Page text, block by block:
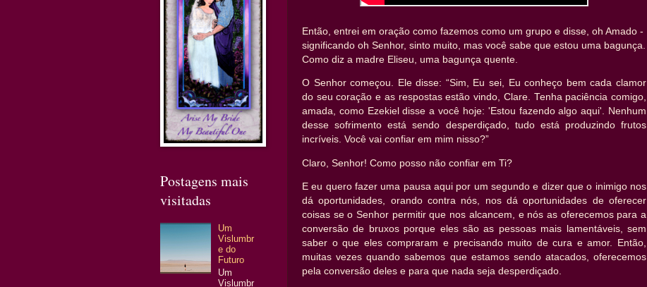
Então, entrei em oração como fazemos como um grupo e disse, oh Amado -
significando oh Senhor, sinto muito, mas você sabe que estou uma bagunça.
Como diz a madre Eliseu, uma bagunça quente.
O Senhor começou. Ele disse: “Sim, Eu sei, Eu conheço bem cada clamor
do seu coração e as respostas estão vindo, Clare. Tenha paciência comigo,
amada, como Ezekiel disse a você hoje: 'Estou fazendo algo aqui'. Nenhum
desse sofrimento está sendo desperdiçado, tudo está produzindo frutos
incríveis. Você vai confiar em mim nisso?”
Claro, Senhor! Como posso não confiar em Ti?
E eu quero fazer uma pausa aqui por um segundo e dizer que o inimigo nos
dá oportunidades, orando contra nós, nos dá oportunidades de oferecer
coisas se o Senhor permitir que nos alcancem, e nós as oferecemos para a
conversão de bruxos porque eles são as pessoas mais lamentáveis, sem
saber o que eles compraram e precisando muito de cura e amor. Então,
muitas vezes quando sabemos que estamos sendo atacados, oferecemos
pela conversão deles e para que nada seja desperdiçado.
Postagens mais
visitadas
Um
Vislumbr
e do
Futuro
Um
Vislumbr